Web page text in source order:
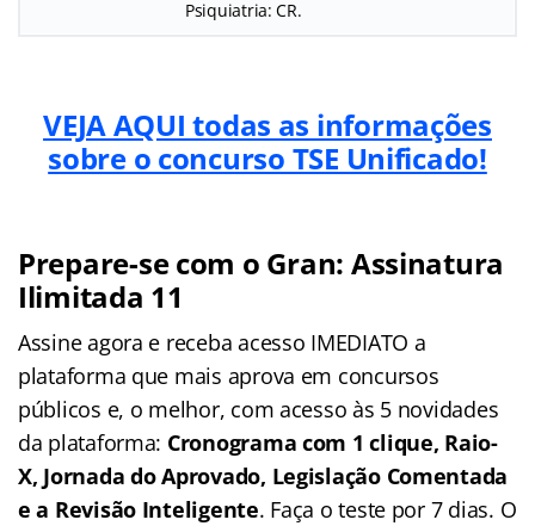
Psiquiatria: CR.
VEJA AQUI todas as informações
sobre o concurso TSE Unificado!
Prepare-se com o Gran: Assinatura
Ilimitada 11
Assine agora e receba acesso IMEDIATO a
plataforma que mais aprova em concursos
públicos e, o melhor, com acesso às 5 novidades
da plataforma: Cronograma com 1 clique, Raio-
X, Jornada do Aprovado, Legislação Comentada
e a Revisão Inteligente. Faça o teste por 7 dias. O